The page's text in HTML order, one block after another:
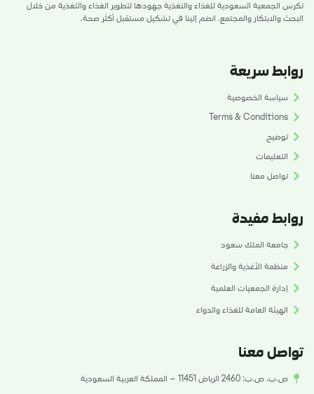
تكرس الجمعية السعودية للغذاء والتغذية جهودها لتطوير الغذاء والتغذية من خلال
البحث والابتكار والمجتمع. انضم إلينا في تشكيل مستقبل أكثر صحة.
روابط سريعة
سياسة الخصوصية
Terms & Conditions
توضيح
التعليمات
تواصل معنا
روابط مفيدة
جامعة الملك سعود
منظمة الأغذية والزراعة
إدارة الجمعيات العلمية
الهيئة العامة للغذاء والدواء
تواصل معنا
ص.ب. ص.ب: 2460 الرياض 11451 – المملكة العربية السعودية